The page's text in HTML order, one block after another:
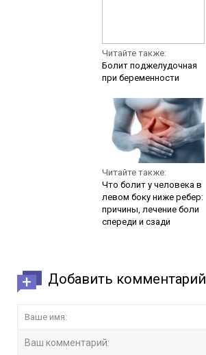
Читайте также:
Болит поджелудочная
при беременности
Читайте также:
Что болит у человека в
левом боку ниже ребер:
причины, лечение боли
спереди и сзади
Добавить комментарий